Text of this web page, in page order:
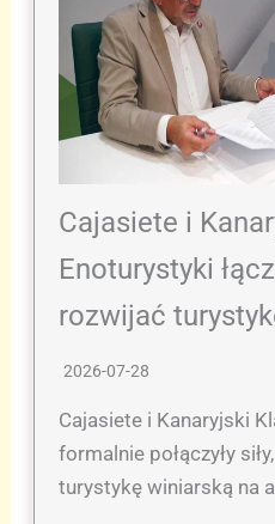
Cajasiete i
Enoturystyki
rozwijać
2026-07-28
Cajasiete i Kanaryjski
formalnie połączyły
turystykę winiarską na